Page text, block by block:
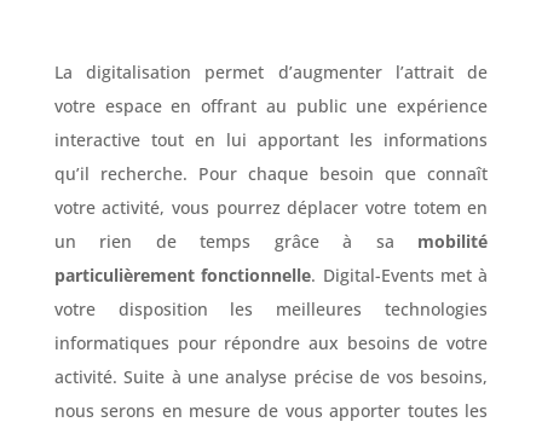
La digitalisation permet d’augmenter l’attrait de
votre espace en offrant au public une expérience
interactive tout en lui apportant les informations
qu’il recherche. Pour chaque besoin que connaît
votre activité, vous pourrez déplacer votre totem en
un rien de temps grâce à sa mobilité
particulièrement fonctionnelle. Digital-Events met à
votre disposition les meilleures technologies
informatiques pour répondre aux besoins de votre
activité. Suite à une analyse précise de vos besoins,
nous serons en mesure de vous apporter toutes les